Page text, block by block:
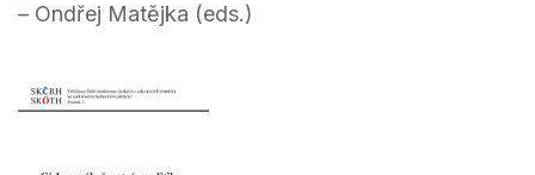
– Ondřej Matějka (eds.)